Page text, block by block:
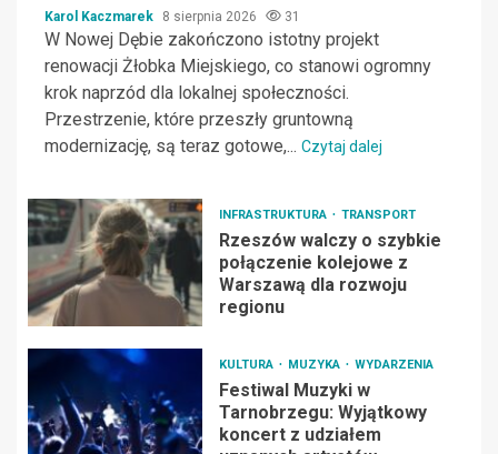
Karol Kaczmarek 8 sierpnia 2026 31
W Nowej Dębie zakończono istotny projekt
renowacji Żłobka Miejskiego, co stanowi ogromny
krok naprzód dla lokalnej społeczności.
Przestrzenie, które przeszły gruntowną
modernizację, są teraz gotowe,... Czytaj dalej
INFRASTRUKTURA TRANSPORT
Rzeszów walczy o szybkie
połączenie kolejowe z
Warszawą dla rozwoju
regionu
KULTURA MUZYKA WYDARZENIA
Festiwal Muzyki w
Tarnobrzegu: Wyjątkowy
koncert z udziałem